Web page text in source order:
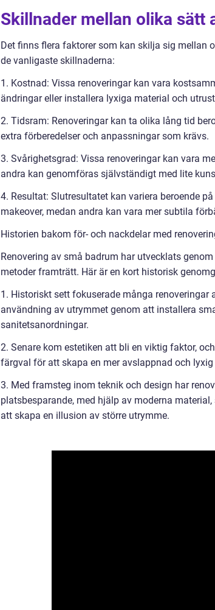
Skillnader mellan olika sätt
Det finns flera faktorer som kan skilja sig mellan
de vanligaste skillnaderna:
1. Kostnad: Vissa renoveringar kan vara
ändringar eller installera lyxiga material och
2. Tidsram: Renoveringar kan ta olika lång tid
extra förberedelser och anpassningar som krävs.
3. Svårighetsgrad: Vissa renoveringar kan vara
andra kan genomföras självständigt med lite
4. Resultat: Slutresultatet kan variera beroende
makeover, medan andra kan vara mer subtila
Historien bakom för- och nackdelar med
Renovering av små badrum har utvecklats
metoder framträtt. Här är en kort historisk
1. Historiskt sett fokuserade många
användning av utrymmet genom att installera
sanitetsanordningar.
2. Senare kom estetiken att bli en viktig faktor,
färgval för att skapa en mer avslappnad och
3. Med framsteg inom teknik och design har
platsbesparande, med hjälp av moderna
att skapa en illusion av större utrymme.